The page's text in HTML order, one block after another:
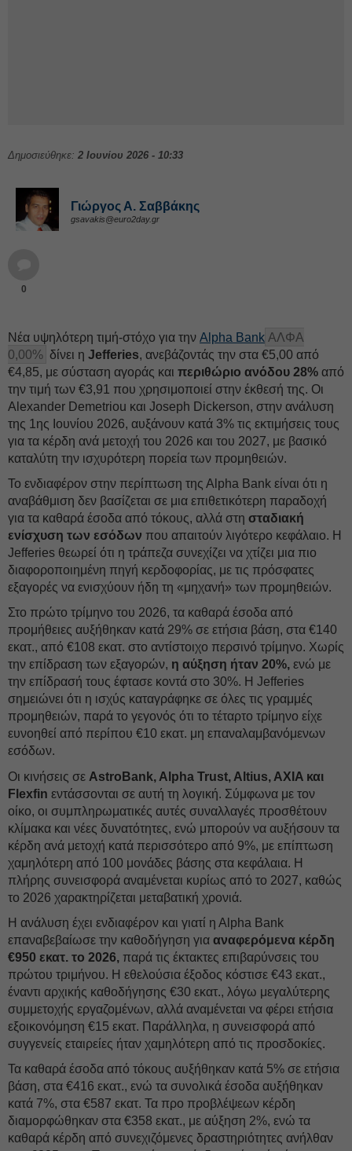
Δημοσιεύθηκε: 2 Ιουνίου 2026 - 10:33
Γιώργος Α. Σαββάκης
gsavakis@euro2day.gr
0
Νέα υψηλότερη τιμή-στόχο για την Alpha Bank ΑΛΦΑ
0,00% δίνει η Jefferies, ανεβάζοντάς την στα €5,00 από
€4,85, με σύσταση αγοράς και περιθώριο ανόδου 28% από
την τιμή των €3,91 που χρησιμοποιεί στην έκθεσή της. Οι
Alexander Demetriou και Joseph Dickerson, στην ανάλυση
της 1ης Ιουνίου 2026, αυξάνουν κατά 3% τις εκτιμήσεις τους
για τα κέρδη ανά μετοχή του 2026 και του 2027, με βασικό
καταλύτη την ισχυρότερη πορεία των προμηθειών.
Το ενδιαφέρον στην περίπτωση της Αlpha Bank είναι ότι η
αναβάθμιση δεν βασίζεται σε μια επιθετικότερη παραδοχή
για τα καθαρά έσοδα από τόκους, αλλά στη σταδιακή
ενίσχυση των εσόδων που απαιτούν λιγότερο κεφάλαιο. Η
Jefferies θεωρεί ότι η τράπεζα συνεχίζει να χτίζει μια πιο
διαφοροποιημένη πηγή κερδοφορίας, με τις πρόσφατες
εξαγορές να ενισχύουν ήδη τη «μηχανή» των προμηθειών.
Στο πρώτο τρίμηνο του 2026, τα καθαρά έσοδα από
προμήθειες αυξήθηκαν κατά 29% σε ετήσια βάση, στα €140
εκατ., από €108 εκατ. στο αντίστοιχο περσινό τρίμηνο. Χωρίς
την επίδραση των εξαγορών, η αύξηση ήταν 20%, ενώ με
την επίδρασή τους έφτασε κοντά στο 30%. Η Jefferies
σημειώνει ότι η ισχύς καταγράφηκε σε όλες τις γραμμές
προμηθειών, παρά το γεγονός ότι το τέταρτο τρίμηνο είχε
ευνοηθεί από περίπου €10 εκατ. μη επαναλαμβανόμενων
εσόδων.
Οι κινήσεις σε AstroBank, Alpha Trust, Altius, AXIA και
Flexfin εντάσσονται σε αυτή τη λογική. Σύμφωνα με τον
οίκο, οι συμπληρωματικές αυτές συναλλαγές προσθέτουν
κλίμακα και νέες δυνατότητες, ενώ μπορούν να αυξήσουν τα
κέρδη ανά μετοχή κατά περισσότερο από 9%, με επίπτωση
χαμηλότερη από 100 μονάδες βάσης στα κεφάλαια. Η
πλήρης συνεισφορά αναμένεται κυρίως από το 2027, καθώς
το 2026 χαρακτηρίζεται μεταβατική χρονιά.
Η ανάλυση έχει ενδιαφέρον και γιατί η Αlpha Bank
επαναβεβαίωσε την καθοδήγηση για αναφερόμενα κέρδη
€950 εκατ. το 2026, παρά τις έκτακτες επιβαρύνσεις του
πρώτου τριμήνου. Η εθελούσια έξοδος κόστισε €43 εκατ.,
έναντι αρχικής καθοδήγησης €30 εκατ., λόγω μεγαλύτερης
συμμετοχής εργαζομένων, αλλά αναμένεται να φέρει ετήσια
εξοικονόμηση €15 εκατ. Παράλληλα, η συνεισφορά από
συγγενείς εταιρείες ήταν χαμηλότερη από τις προσδοκίες.
Τα καθαρά έσοδα από τόκους αυξήθηκαν κατά 5% σε ετήσια
βάση, στα €416 εκατ., ενώ τα συνολικά έσοδα αυξήθηκαν
κατά 7%, στα €587 εκατ. Τα προ προβλέψεων κέρδη
διαμορφώθηκαν στα €358 εκατ., με αύξηση 2%, ενώ τα
καθαρά κέρδη από συνεχιζόμενες δραστηριότητες ανήλθαν